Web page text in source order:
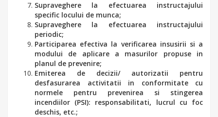
Supraveghere la efectuarea instructajului
specific locului de munca;
Supraveghere la efectuarea instructajului
periodic;
Participarea efectiva la verificarea insusirii si a
modului de aplicare a masurilor propuse in
planul de prevenire;
Emiterea de decizii/ autorizatii pentru
desfasurarea activitatii in conformitate cu
normele pentru prevenirea si stingerea
incendiilor (PSI): responsabilitati, lucrul cu foc
deschis, etc.;